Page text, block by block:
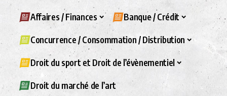
Affaires / Finances Banque / Crédit
Concurrence / Consommation / Distribution
Droit du sport et Droit de l’évènementiel
Droit du marché de l’art